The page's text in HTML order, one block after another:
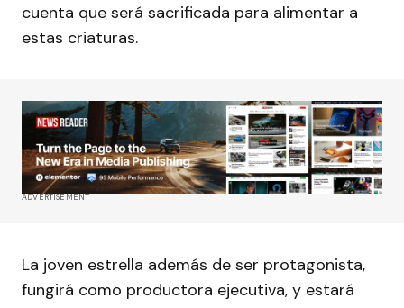
cuenta que será sacrificada para alimentar a
estas criaturas.
ADVERTISEMENT
La joven estrella además de ser protagonista,
fungirá como productora ejecutiva, y estará